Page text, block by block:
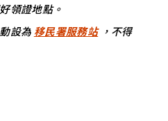
領證地點。
設為 移民署服務站，不得